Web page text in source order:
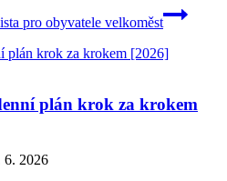
pro obyvatele velkoměst
plán krok za krokem
6. 2026